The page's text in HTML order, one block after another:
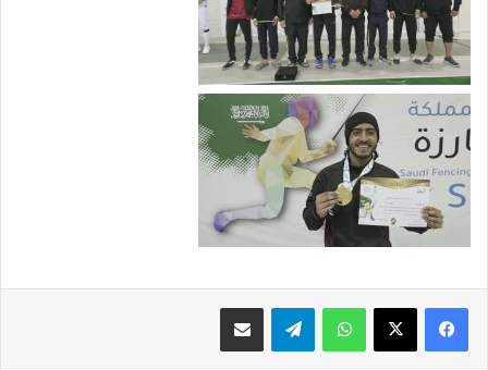
فيسبوك X واتساب تيلقرام